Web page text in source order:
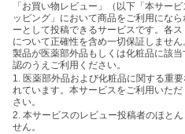
「お買い物レビュー」（以下「本サー
ッピング」において商品をご利用にな
ーとして投稿できるサービスです。各
について正確性を含め一切保証しませ
製品が医薬部外品もしくは化粧品に該
認のうえご利用ください。
1. 医薬部外品および化粧品に関する重
れています。本サービスをご利用いた
さい。
2. 本サービスのレビュー投稿者のほと
せん。